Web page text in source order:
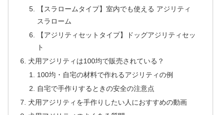
【スラロームタイプ】室内でも使える アジリティ
スラローム
【アジリティセットタイプ】ドッグアジリティセッ
ト
犬用アジリティは100均で販売されている？
100均・自宅の材料で作れるアジリティの例
自宅で手作りするときの安全の注意点
犬用アジリティを手作りしたい人におすすめの動画